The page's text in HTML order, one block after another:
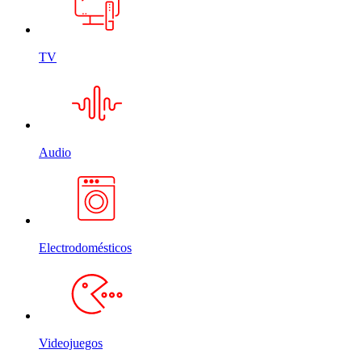
TV
Audio
Electrodomésticos
Videojuegos